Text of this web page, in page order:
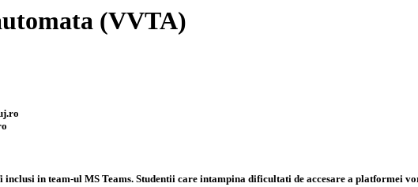
(VVTA)
in team-ul MS Teams. Studentii care intampina dificultati de accesare a platformei